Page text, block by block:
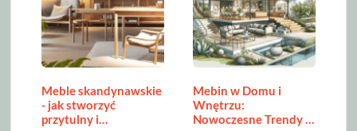
Meble skandynawskie
- jak stworzyć
przytulny i…
Mebin w Domu i
Wnętrzu:
Nowoczesne Trendy w